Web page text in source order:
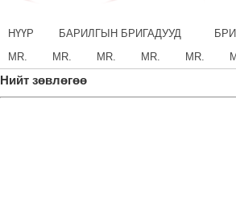
НҮҮР БАРИЛГЫН БРИГАДУУД
MR.
MR. MR. MR. MR.
Нийт зөвлөгөө